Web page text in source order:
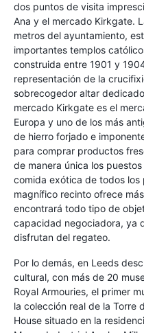
dos puntos de visita
Ana y el mercado Kirkgate.
metros del ayuntamiento,
importantes templos
construida entre 1901 y
representación de la
sobrecogedor altar
mercado Kirkgate es el
Europa y uno de los más
de hierro forjado e
para comprar productos
de manera única los
comida exótica de todos los
magnífico recinto ofrece
encontrará todo tipo de
capacidad negociadora, ya
disfrutan del regateo.
Por lo demás, en Leeds
cultural, con más de 20
Royal Armouries, el primer
la colección real de la Torre
House situado en la